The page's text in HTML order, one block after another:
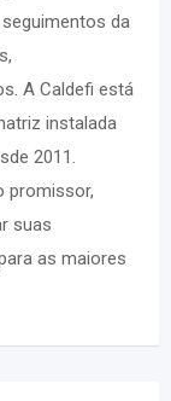
da
A Caldefi está
instalada
2011.
promissor,
suas
as maiores